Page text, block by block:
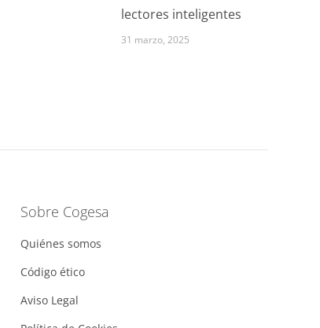
lectores inteligentes
31 marzo, 2025
Sobre Cogesa
Quiénes somos
Código ético
Aviso Legal